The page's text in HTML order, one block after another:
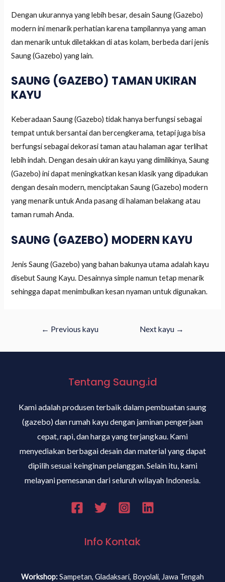
Dengan ukurannya yang lebih besar, desain Saung (Gazebo)
modern ini menarik perhatian karena tampilannya yang aman
dan menarik untuk diletakkan di atas kolam, berbeda dari jenis
Saung (Gazebo) yang lain.
SAUNG (GAZEBO) TAMAN UKIRAN
KAYU
Keberadaan Saung (Gazebo) tidak hanya berfungsi sebagai
tempat untuk bersantai dan bercengkerama, tetapi juga bisa
berfungsi sebagai dekorasi taman atau halaman agar terlihat
lebih indah. Dengan desain ukiran kayu yang dimilikinya, Saung
(Gazebo) ini dapat meningkatkan kesan klasik yang dipadukan
dengan desain modern, menciptakan Saung (Gazebo) modern
yang menarik untuk Anda pasang di halaman belakang atau
taman rumah Anda.
SAUNG (GAZEBO) MODERN KAYU
Jenis Saung (Gazebo) yang bahan bakunya utama adalah kayu
disebut Saung Kayu. Desainnya simple namun tetap menarik
sehingga dapat menimbulkan kesan nyaman untuk digunakan.
← Previous kayu Next kayu →
Tentang Saung.id
Kami adalah produsen terbaik dalam pembuatan saung
(gazebo) dan rumah kayu dengan jaminan pengerjaan
cepat, rapi, dan harga yang terjangkau. Kami
menyediakan berbagai desain dan material yang dapat
dipilih sesuai keinginan pelanggan. Selain itu, kami
melayani pemesanan dari seluruh wilayah Indonesia.
Info Kontak
Workshop:Sampetan, Gladaksari, Boyolali, Jawa Tengah